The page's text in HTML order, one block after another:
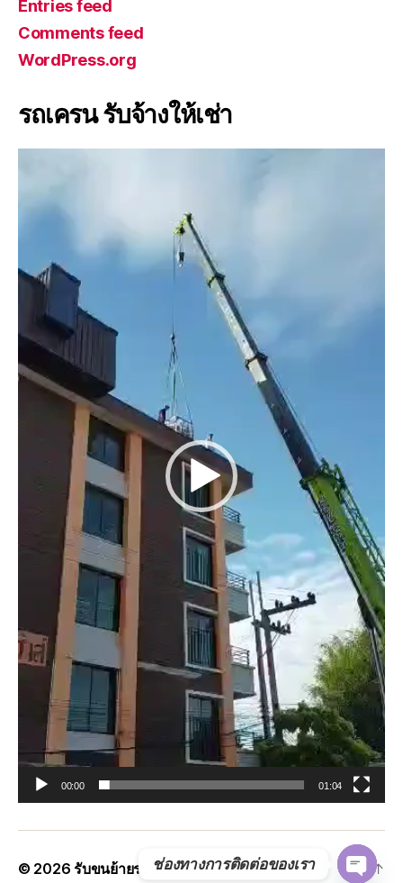
Entries feed
Comments feed
WordPress.org
รถเครน รับจ้างให้เช่า
l
00:00 01:04
© 2026รับขนย้ายรถแบคโฮทั่วประเทศ.com Up ↑
ช่องทางการติดต่อของเรา